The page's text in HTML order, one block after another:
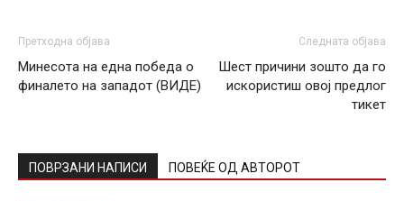
Претходна објава
Минесота на една победа о
финалето на западот (ВИДЕ)
Следната објава
Шест причини зошто да го
искористиш овој предлог
тикет
ПОВРЗАНИ НАПИСИ ПОВЕЌЕ ОД АВТОРОТ